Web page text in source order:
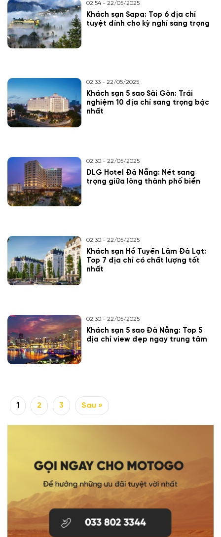
02:54 - 22/05/2025
Khách sạn Sapa: Top 6 địa chỉ
tuyệt đỉnh cho kỳ nghỉ sang trọng
02:33 - 22/05/2025
Khách sạn 5 sao Sài Gòn: Trải
nghiệm 10 địa chỉ sang trọng bậc
nhất
02:30 - 22/05/2025
DLG Hotel Đà Nẵng: Nét sang
trọng giữa lòng thành phố biển
02:30 - 22/05/2025
Khách sạn Hồ Tuyền Lâm Đà Lạt:
Top 7 địa chỉ có chất lượng tốt
nhất
02:30 - 22/05/2025
Khách sạn 5 sao Đà Nẵng: Top 5
địa chỉ view đẹp ngay trung tâm
1 2 3 Sau »